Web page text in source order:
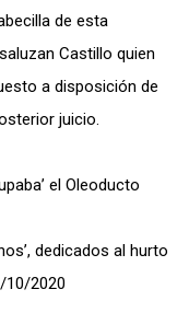
de esta
Castillo quien
a disposición de
juicio.
el Oleoducto
dedicados al hurto
10/2020